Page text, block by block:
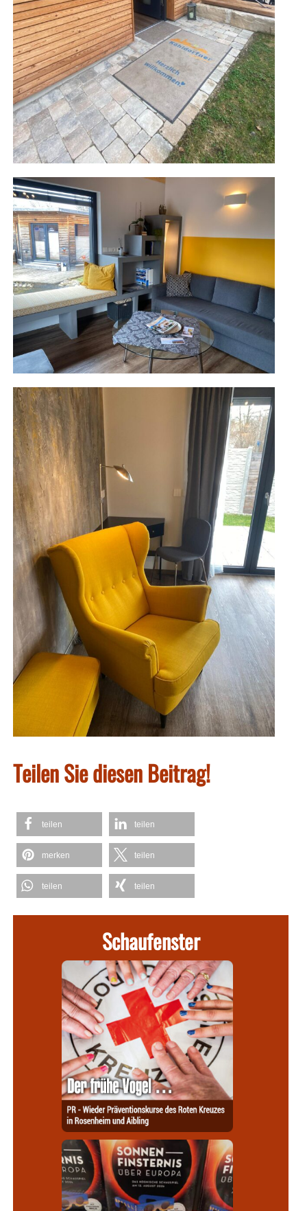
Teilen Sie diesen Beitrag!
teilen teilen
merken teilen
teilen teilen
Schaufenster